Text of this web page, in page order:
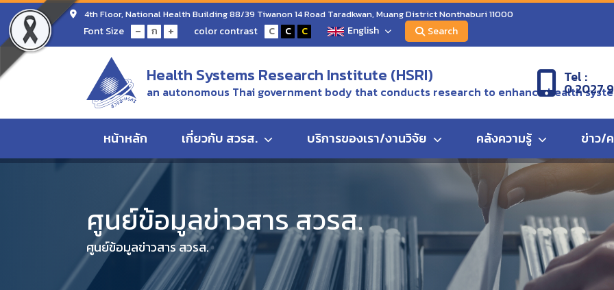
4th Floor, National Health Building 88/39 Tiwanon 14 Road Taradkwan, Muang District Nonthaburi 11000
Font Size - ก + color contrast C C C English Search
Health Systems Research Institute (HSRI)
an autonomous Thai government body that conducts research to enhance health
Tel :
0 2027
หน้าหลัก เกี่ยวกับ สวรส. บริการของเรา/งานวิจัย คลังความรู้ ข่าว/
ศูนย์ข้อมูลข่าวสาร สวรส.
ศูนย์ข้อมูลข่าวสาร สวรส.